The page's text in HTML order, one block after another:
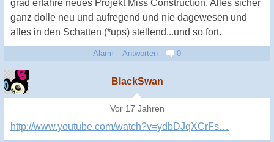
grad erfahre neues Projekt Miss Construction. Alles sicher
ganz dolle neu und aufregend und nie dagewesen und
alles in den Schatten (*ups) stellend...und so fort.
Alarm Antworten 0
BlackSwan
Vor 17 Jahren
http://www.youtube.com/watch?v=ydbDJqXCrFs…